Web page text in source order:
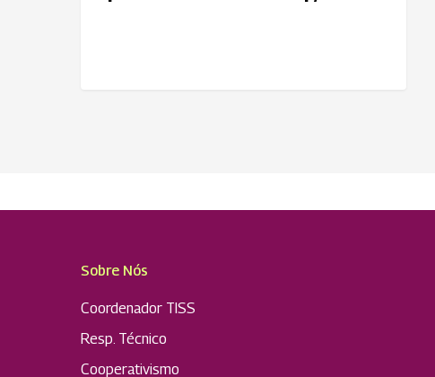
Sobre Nós
Coordenador TISS
Resp. Técnico
Cooperativismo